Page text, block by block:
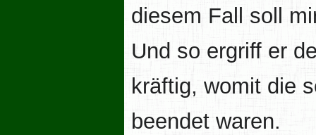
diesem Fall soll
Und so ergriff er
kräftig, womit die
beendet waren.